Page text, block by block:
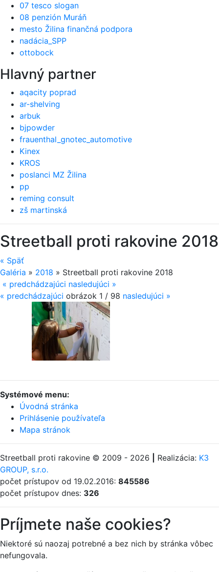
07 tesco slogan
08 penzión Muráň
mesto Žilina finančná podpora
nadácia_SPP
ottobock
Hlavný partner
aqacity poprad
ar-shelving
arbuk
bjpowder
frauenthal_gnotec_automotive
Kinex
KROS
poslanci MZ Žilina
pp
reming consult
zš martinská
Streetball proti rakovine 2018
« Späť
Galéria » 2018 » Streetball proti rakovine 2018
« predchádzajúci nasledujúci »
« predchádzajúci obrázok 1 / 98 nasledujúci »
Systémové menu:
Úvodná stránka
Prihlásenie používateľa
Mapa stránok
Streetball proti rakovine © 2009 - 2026 Realizácia: K3
GROUP, s.r.o.
počet prístupov od 19.02.2016: 845586
počet prístupov dnes: 326
Príjmete naše cookies?
Niektoré sú naozaj potrebné a bez nich by stránka vôbec
nefungovala.